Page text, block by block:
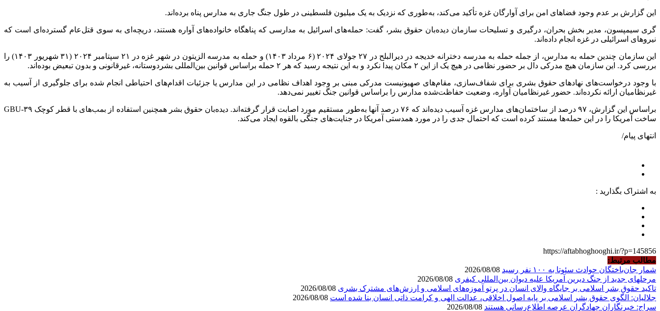
این گزارش بر عدم وجود فضا‌های امن برای آوارگان غزه تأکید می‌کند، به‌طوری که نزدیک به یک میلیون فلسطینی در طول جنگ جاری به مدارس پناه برده‌اند.
گری سیمپسون، مدیر بخش بحران، درگیری و تسلیحات سازمان دیده‌بان حقوق بشر، گفت: حمله‌های اسرائیل به مدارسی که پناهگاه خانواده‌های آواره هستند، دریچه‌ای به سوی قتل‌عام گسترده‌ای است که
نیرو‌های اسرائیلی در غزه انجام داده‌اند.
این سازمان چندین حمله به مدارس، از جمله حمله به مدرسه دخترانه خدیجه در دیرالبلح در ۲۷ جولای ۲۰۲۴ (۶ مرداد ۱۴۰۳) و حمله به مدرسه الزیتون در شهر غزه در ۲۱ سپتامبر ۲۰۲۴ (۳۱ شهریور ۱۴۰۳) را
بررسی کرد. این سازمان هیچ مدرکی دال بر حضور نظامی در هیچ یک از این ۲ مکان پیدا نکرد و به این نتیجه رسید که هر ۲ حمله براساس قوانین بین‌المللی بشردوستانه، غیرقانونی و بدون تبعیض بوده‌اند.
با وجود درخواست‌های نهاد‌های حقوق بشری برای شفاف‌سازی، مقام‌های صهیونیست مدرکی مبنی بر وجود اهداف نظامی در این مدارس یا جزئیات اقدام‌های احتیاطی انجام شده برای جلوگیری از آسیب به
غیرنظامیان ارائه نکرده‌اند. حضور غیرنظامیان آواره، وضعیت حفاظت‌شده مدارس را براساس قوانین جنگ تغییر نمی‌دهد.
براساس این گزارش، ۹۷ درصد از ساختمان‌های مدارس غزه آسیب دیده‌اند که ۷۶ درصد آنها به‌طور مستقیم مورد اصابت قرار گرفته‌اند. دیده‌بان حقوق بشر همچنین استفاده از بمب‌های با قطر کوچک GBU-۳۹
ساخت آمریکا را در این حمله‌ها مستند کرده است که احتمال جدی را در مورد همدستی آمریکا در جنایت‌های جنگی بالقوه ایجاد می‌کند.
انتهای پیام/
به اشتراک بگذارید :
https://aftabhoghooghi.ir/?p=145856
مطالب مرتبط:
شمار جان‌باختگان حوادث سئوتا به ۱۰۰ نفر رسید
مرحله‎ای جدید از جنگ دیرین آمریکا علیه دیوان بین‌المللی کیفری
تاکید حقوق بشر اسلامی بر جایگاه والای انسان در پرتو آموزه‌های اسلامی و ارزش‌های مشترک بشری
جلالیان: الگوی حقوق بشر اسلامی بر پایه اصول اخلاقی، عدالت الهی و کرامت ذاتی انسان بنا شده است
سراج: خبرنگاران جهادگران عرصه اطلاع‌رسانی هستند